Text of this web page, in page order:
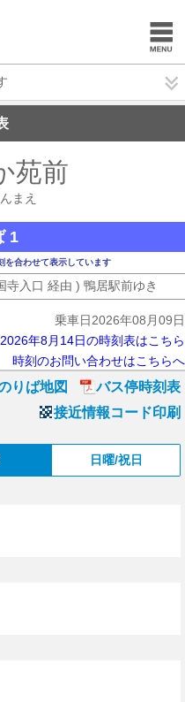
苑前
まえ
1
を合わせて表示しています
寺入口 経由 ) 鴨居駅前ゆき
乗車日2026年08月09日
年8月14日の時刻表はこちら
時刻のお問い合わせはこちらへ
りば地図
バス停時刻表
接近情報コード印刷
日曜/祝日